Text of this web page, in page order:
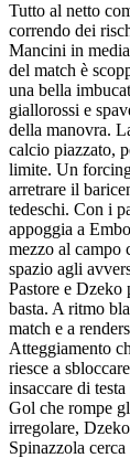
Tutto al netto
correndo dei
Mancini in
del match è
una bella
giallorossi e
della manovra.
calcio piazzato,
limite. Un
arretrare il
tedeschi. Con i
appoggia a
mezzo al campo
spazio agli
Pastore e Dzeko
basta. A ritmo
match e a
Atteggiamento
riesce a
insaccare di
Gol che rompe
irregolare,
Spinazzola